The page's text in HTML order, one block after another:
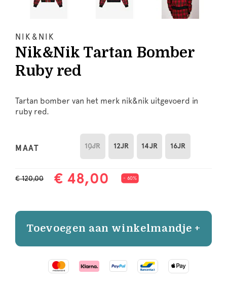
NIK&NIK
Nik&Nik Tartan Bomber
Ruby red
Tartan bomber van het merk nik&nik uitgevoerd in
ruby red.
MAAT 10JR 12JR 14JR 16JR
€ 120,00 € 48,00 - 60%
Toevoegen aan winkelmandje +